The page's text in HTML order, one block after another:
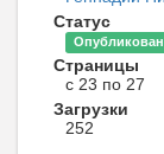
Статус
Опубликован
Страницы
с 23 по 27
Загрузки
252